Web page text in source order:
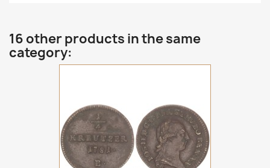
16 other products in the same
category: